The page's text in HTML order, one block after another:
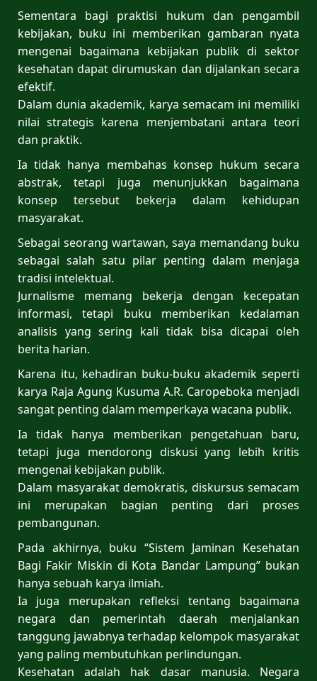
Sementara bagi praktisi hukum dan pengambil
kebijakan, buku ini memberikan gambaran nyata
mengenai bagaimana kebijakan publik di sektor
kesehatan dapat dirumuskan dan dijalankan secara
efektif.
Dalam dunia akademik, karya semacam ini memiliki
nilai strategis karena menjembatani antara teori
dan praktik.
Ia tidak hanya membahas konsep hukum secara
abstrak, tetapi juga menunjukkan bagaimana
konsep tersebut bekerja dalam kehidupan
masyarakat.
Sebagai seorang wartawan, saya memandang buku
sebagai salah satu pilar penting dalam menjaga
tradisi intelektual.
Jurnalisme memang bekerja dengan kecepatan
informasi, tetapi buku memberikan kedalaman
analisis yang sering kali tidak bisa dicapai oleh
berita harian.
Karena itu, kehadiran buku-buku akademik seperti
karya Raja Agung Kusuma A.R. Caropeboka menjadi
sangat penting dalam memperkaya wacana publik.
Ia tidak hanya memberikan pengetahuan baru,
tetapi juga mendorong diskusi yang lebih kritis
mengenai kebijakan publik.
Dalam masyarakat demokratis, diskursus semacam
ini merupakan bagian penting dari proses
pembangunan.
Pada akhirnya, buku “Sistem Jaminan Kesehatan
Bagi Fakir Miskin di Kota Bandar Lampung” bukan
hanya sebuah karya ilmiah.
Ia juga merupakan refleksi tentang bagaimana
negara dan pemerintah daerah menjalankan
tanggung jawabnya terhadap kelompok masyarakat
yang paling membutuhkan perlindungan.
Kesehatan adalah hak dasar manusia. Negara